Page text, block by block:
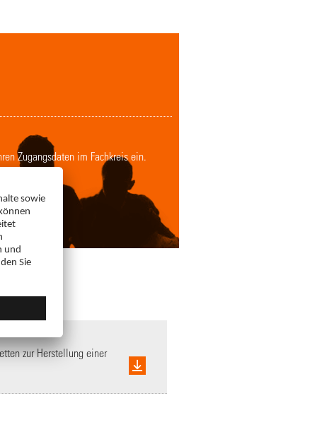
Zugangsdaten im Fachkreis ein.
zur Herstellung einer